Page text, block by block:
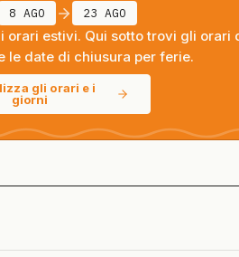
8 AGO 23 AGO
orari estivi. Qui sotto trovi gli orari
le date di chiusura per ferie.
gli orari e i
giorni